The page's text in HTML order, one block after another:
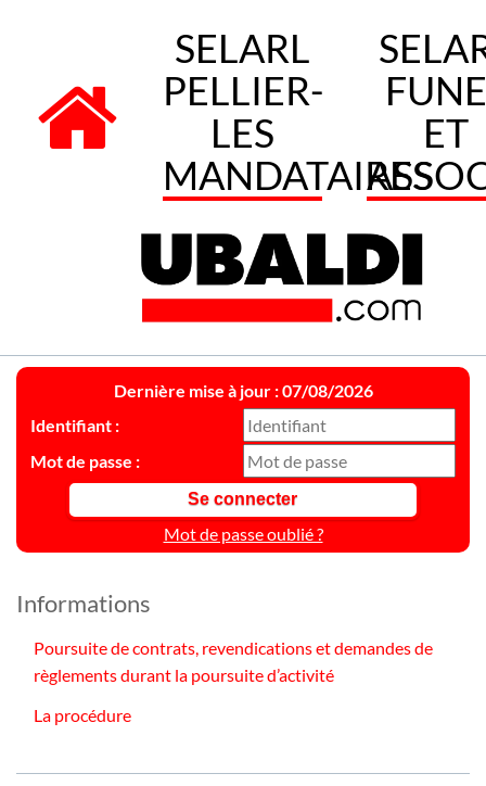
SELARL
PELLIER-
LES
MANDATAIRES
ET
Dernière mise à jour : 07/08/2026
Identifiant :
Mot de passe :
Mot de passe oublié ?
Informations
Poursuite de contrats, revendications et demandes de
règlements durant la poursuite d’activité
La procédure